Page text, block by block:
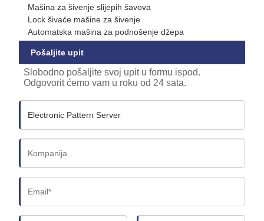
Mašina za šivenje slijepih šavova
Lock šivaće mašine za šivenje
Automatska mašina za podnošenje džepa
Pošaljite upit
Slobodno pošaljite svoj upit u formu ispod.
Odgovorit ćemo vam u roku od 24 sata.